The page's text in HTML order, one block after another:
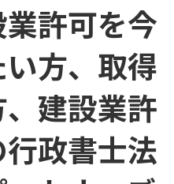
許可を今
方、取得
建設業許
政書士法